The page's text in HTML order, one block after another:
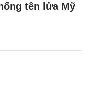
tên lửa Mỹ